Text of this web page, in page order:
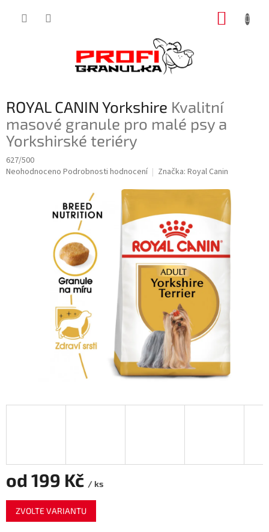
ROYAL CANIN Yorkshire Kvalitní
masové granule pro malé psy a
Yorkshirské teriéry
627/500
Průměrné
Neohodnoceno Podrobnosti hodnocení Značka: Royal Canin
od 199 Kč / ks
Měrná
cena:
ZVOLTE VARIANTU